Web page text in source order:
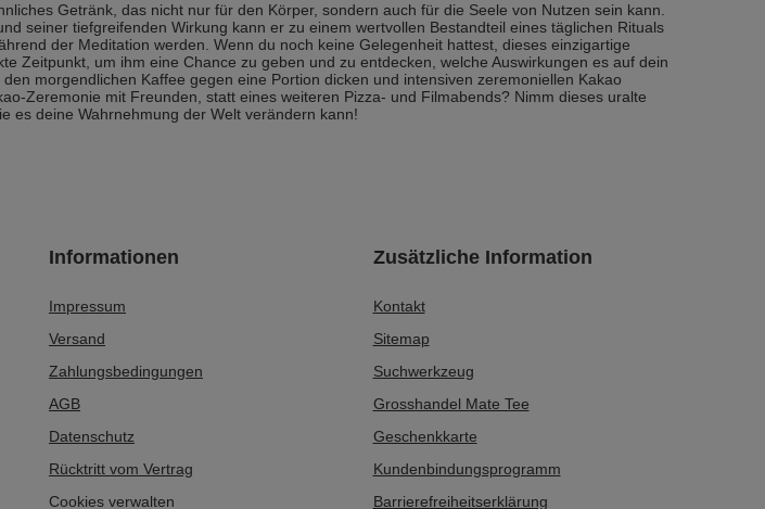
Getränk, das nicht nur für den Körper, sondern auch für die Seele von Nutzen sein kann.
seiner tiefgreifenden Wirkung kann er zu einem wertvollen Bestandteil eines täglichen Rituals
der Meditation werden. Wenn du noch keine Gelegenheit hattest, dieses einzigartige
Zeitpunkt, um ihm eine Chance zu geben und zu entdecken, welche Auswirkungen es auf dein
morgendlichen Kaffee gegen eine Portion dicken und intensiven zeremoniellen Kakao
Zeremonie mit Freunden, statt eines weiteren Pizza- und Filmabends? Nimm dieses uralte
es deine Wahrnehmung der Welt verändern kann!
Informationen
Impressum
Versand
Zahlungsbedingungen
AGB
Datenschutz
Rücktritt vom Vertrag
Cookies verwalten
Zusätzliche Information
Kontakt
Sitemap
Suchwerkzeug
Grosshandel Mate Tee
Geschenkkarte
Kundenbindungsprogramm
Barrierefreiheits­erklärung